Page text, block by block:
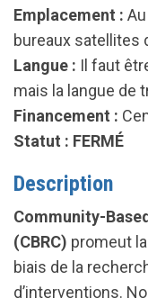
Emplacement :
bureaux satellites
Langue : Il faut
mais la langue de
Financement :
Statut : FERMÉ
Description
Community-
(CBRC) promeut
biais de la
d’interventions.